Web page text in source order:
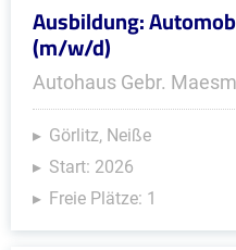
Ausbildung:
(m/w/d)
Autohaus Gebr.
Görlitz, Neiße
Start: 2026
Freie Plätze: 1